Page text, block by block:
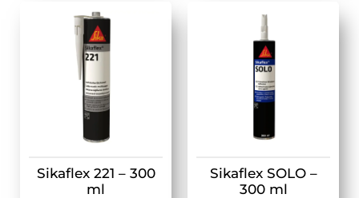
Sikaflex 221 – 300
ml
Sikaflex SOLO –
300 ml